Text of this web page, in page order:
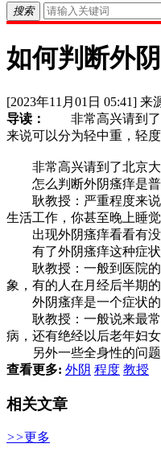
搜索
如何判断外
[2023年11月01日 05:41] 来
导读：
非常高兴请到了
来说可以分为轻中重，轻
非常高兴请到了北京大
怎么判断外阴瘙痒是普
耿教授：严重程度来说
生活工作，你甚至晚上睡
出现外阴瘙痒看看有没
有了外阴瘙痒这种症状
耿教授：一般到医院的
象，有的人在月经后半期
外阴瘙痒是一个症状的
耿教授：一般说来最常
病，还有绝经以后老年妇
另外一些全身性的问题
查看更多: 外阴 程度 教授
相关文章
>>更多